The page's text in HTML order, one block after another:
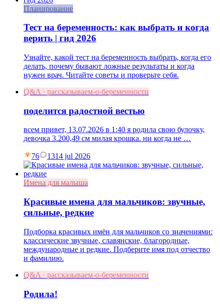
Планирование
Тест на беременность: как выбрать и когда
верить | гид 2026
Узнайте, какой тест на беременность выбрать, когда его
делать, почему бывают ложные результаты и когда
нужен врач. Читайте советы и проверьте себя.
Q&A · рассказываем-о-беременности
поделится радостной вестью
всем привет, 13.07.2026 в 1:40 я родила свою булочку,
девочка 3.200,49 см милая крошка. ни когда не …
76 1314 jul 2026
Имена для малыша
Красивые имена для мальчиков: звучные,
сильные, редкие
Подборка красивых имён для мальчиков со значениями:
классические звучные, славянские, благородные,
международные и редкие. Подберите имя под отчество
и фамилию.
Q&A · рассказываем-о-беременности
Родила!